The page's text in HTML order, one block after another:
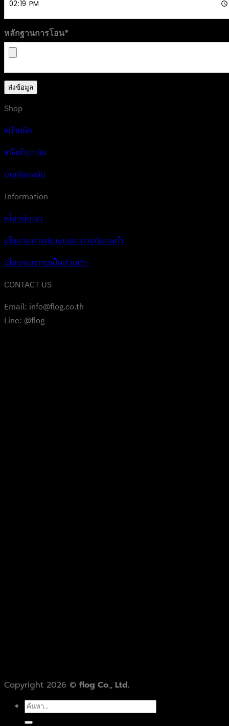
หลักฐานการโอน*
ส่งข้อมูล
Shop
หน้าหลัก
แจ้งชำระเงิน
บัญชีของฉัน
Information
เกี่ยวกับเรา
นโยบายการคืนเงินและการคืนสินค้า
นโยบายความเป็นส่วนตัว
CONTACT US
Email: info@flog.co.th
Line: @flog
Copyright 2026 © flog Co., Ltd.
ค้นหา: